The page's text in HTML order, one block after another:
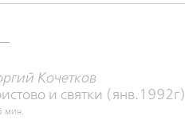
Кочетков
и святки (янв.1992г)
мин.